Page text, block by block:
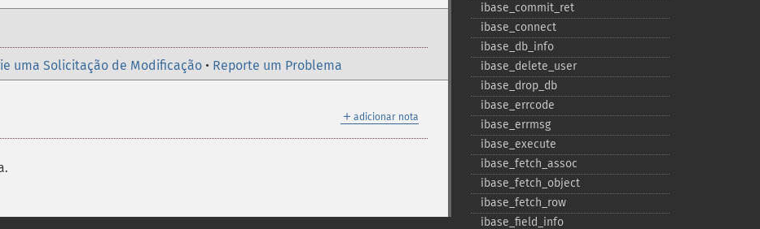
uma Solicitação de Modificação • Reporte um Problema
＋ adicionar nota
ibase_​commit_​ret
ibase_​connect
ibase_​db_​info
ibase_​delete_​user
ibase_​drop_​db
ibase_​errcode
ibase_​errmsg
ibase_​execute
ibase_​fetch_​assoc
ibase_​fetch_​object
ibase_​fetch_​row
ibase_​field_​info